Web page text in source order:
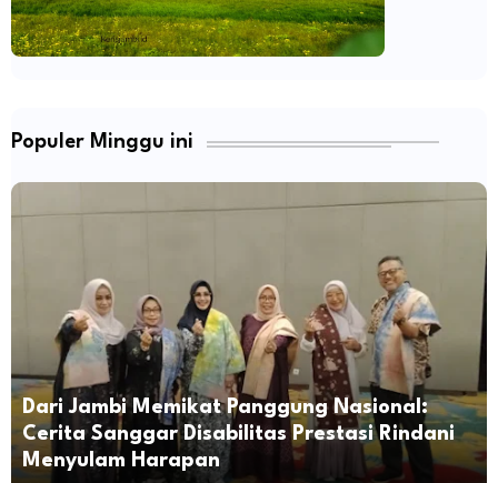
Populer Minggu ini
Dari Jambi Memikat Panggung Nasional:
Cerita Sanggar Disabilitas Prestasi Rindani
Menyulam Harapan